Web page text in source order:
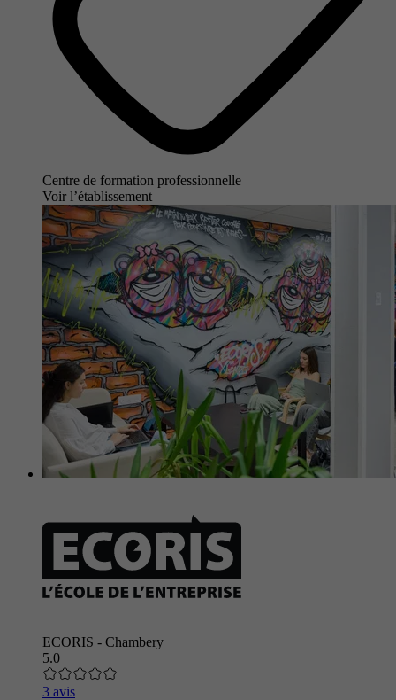
Centre de formation professionnelle
Voir l’établissement
ECORIS - Chambery
5.0
3 avis